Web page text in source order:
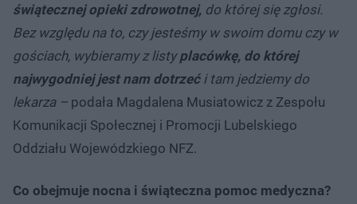
świątecznej opieki zdrowotnej, do której się zgłosi.
Bez względu na to, czy jesteśmy w swoim domu czy w
gościach, wybieramy z listyplacówkę, do której
najwygodniej jest nam dotrzeći tam jedziemy do
lekarza – podała Magdalena Musiatowicz z Zespołu
Komunikacji Społecznej i Promocji Lubelskiego
Oddziału Wojewódzkiego NFZ.
Co obejmuje nocna i świąteczna pomoc medyczna?